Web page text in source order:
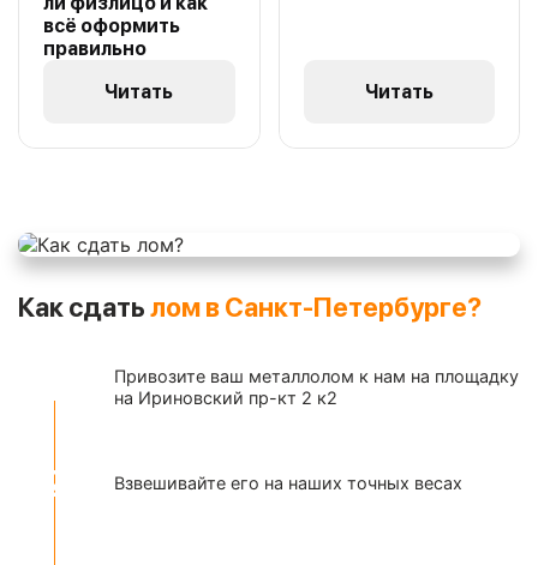
всё оформить
правильно
Читать
Читать
Как сдатьлом в Санкт-Петербурге?
Привозите ваш металлолом к нам на площадку
на Ириновский пр-кт 2 к2
Взвешивайте его на наших точных весах